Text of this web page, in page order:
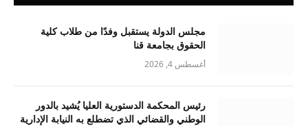
مجلس الدولة يستقبل وفدًا من طلاب كلية
الحقوق بجامعة قنا
أغسطس 4, 2026
رئيس المحكمة الدستورية العليا يُشيد بالدور
الوطني والقضائي الذي تضطلع به النيابة الإدارية